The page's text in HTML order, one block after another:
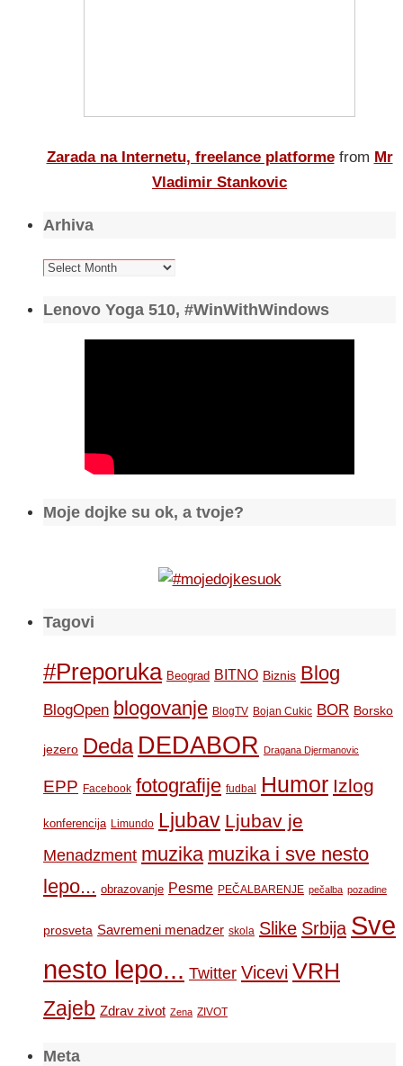
Zarada na Internetu, freelance platforme from Mr
Vladimir Stankovic
Arhiva
Arhiva
Lenovo Yoga 510, #WinWithWindows
Moje dojke su ok, a tvoje?
Tagovi
#Preporuka Beograd BITNO Biznis Blog
BlogOpen blogovanje BlogTV Bojan Cukic BOR Borsko
jezero Deda DEDABOR Dragana Djermanovic
EPP Facebook fotografije fudbal Humor Izlog
konferencija Limundo Ljubav Ljubav je
Menadzment muzika muzika i sve nesto
lepo... obrazovanje Pesme PEČALBARENJE pečalba pozadine
prosveta Savremeni menadzer skola Slike Srbija Sve
nesto lepo... Twitter Vicevi VRH
Zajeb Zdrav zivot Zena ZIVOT
Meta